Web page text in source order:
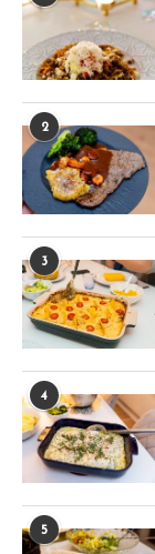
2
3
4
5